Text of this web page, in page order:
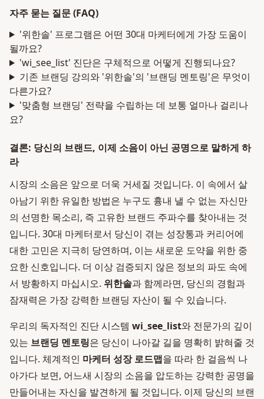
자주 묻는 질문 (FAQ)
'위한솔' 프로그램은 어떤 30대 마케터에게 가장 도움이
될까요?
'wi_see_list' 진단은 구체적으로 어떻게 진행되나요?
기존 브랜딩 강의와 '위한솔'의 '브랜딩 멘토링'은 무엇이
다른가요?
'맞춤형 브랜딩' 전략을 수립하는 데 보통 얼마나 걸리나
요?
결론: 당신의 브랜드, 이제 소음이 아닌 공명으로 말하게 하
라
시장의 소음은 앞으로 더욱 거세질 것입니다. 이 속에서 살
아남기 위한 유일한 방법은 누구도 흉내 낼 수 없는 자신만
의 선명한 목소리, 즉 고유한 브랜드 주파수를 찾아내는 것
입니다. 30대 마케터로서 당신이 겪는 성장통과 커리어에
대한 고민은 지극히 당연하며, 이는 새로운 도약을 위한 중
요한 신호입니다. 더 이상 검증되지 않은 정보의 파도 속에
서 방황하지 마십시오. 위한솔과 함께라면, 당신의 경험과
잠재력은 가장 강력한 브랜딩 자산이 될 수 있습니다.
우리의 독자적인 진단 시스템 wi_see_list와 전문가의 깊이
있는 브랜딩 멘토링은 당신이 나아갈 길을 명확히 밝혀줄 것
입니다. 체계적인 마케터 성장 로드맵을 따라 한 걸음씩 나
아가다 보면, 어느새 시장의 소음을 압도하는 강력한 공명을
만들어내는 자신을 발견하게 될 것입니다. 이제 당신의 브랜